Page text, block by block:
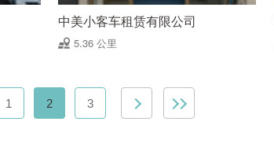
中美小客车租赁有限公司
5.36 公里
1 2 3